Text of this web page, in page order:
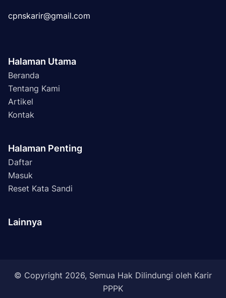
cpnskarir@gmail.com
Halaman Utama
Beranda
Tentang Kami
Artikel
Kontak
Halaman Penting
Daftar
Masuk
Reset Kata Sandi
Lainnya
© Copyright 2026, Semua Hak Dilindungi oleh Karir
PPPK